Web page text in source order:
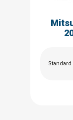
Standard